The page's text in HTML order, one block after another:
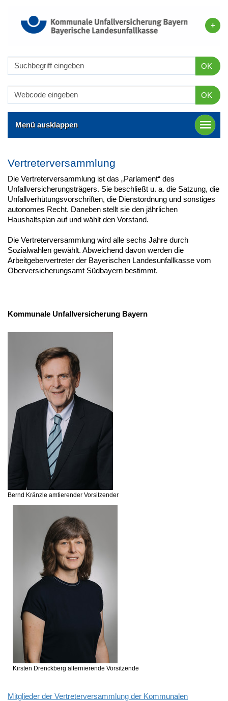
OK
OK
Menü ausklappen
Vertreterversammlung
Die Vertreterversammlung ist das „Parlament“ des
Unfallversicherungsträgers. Sie beschließt u. a. die Satzung, die
Unfallverhütungsvorschriften, die Dienstordnung und sonstiges
autonomes Recht. Daneben stellt sie den jährlichen
Haushaltsplan auf und wählt den Vorstand.
Die Vertreterversammlung wird alle sechs Jahre durch
Sozialwahlen gewählt. Abweichend davon werden die
Arbeitgebervertreter der Bayerischen Landesunfallkasse vom
Oberversicherungsamt Südbayern bestimmt.
Kommunale Unfallversicherung Bayern
Bernd Kränzle amtierender Vorsitzender
Kirsten Drenckberg alternierende Vorsitzende
Mitglieder der Vertreterversammlung der Kommunalen